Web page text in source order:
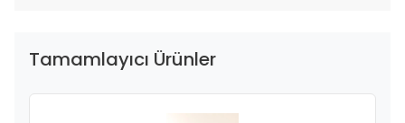
Tamamlayıcı Ürünler